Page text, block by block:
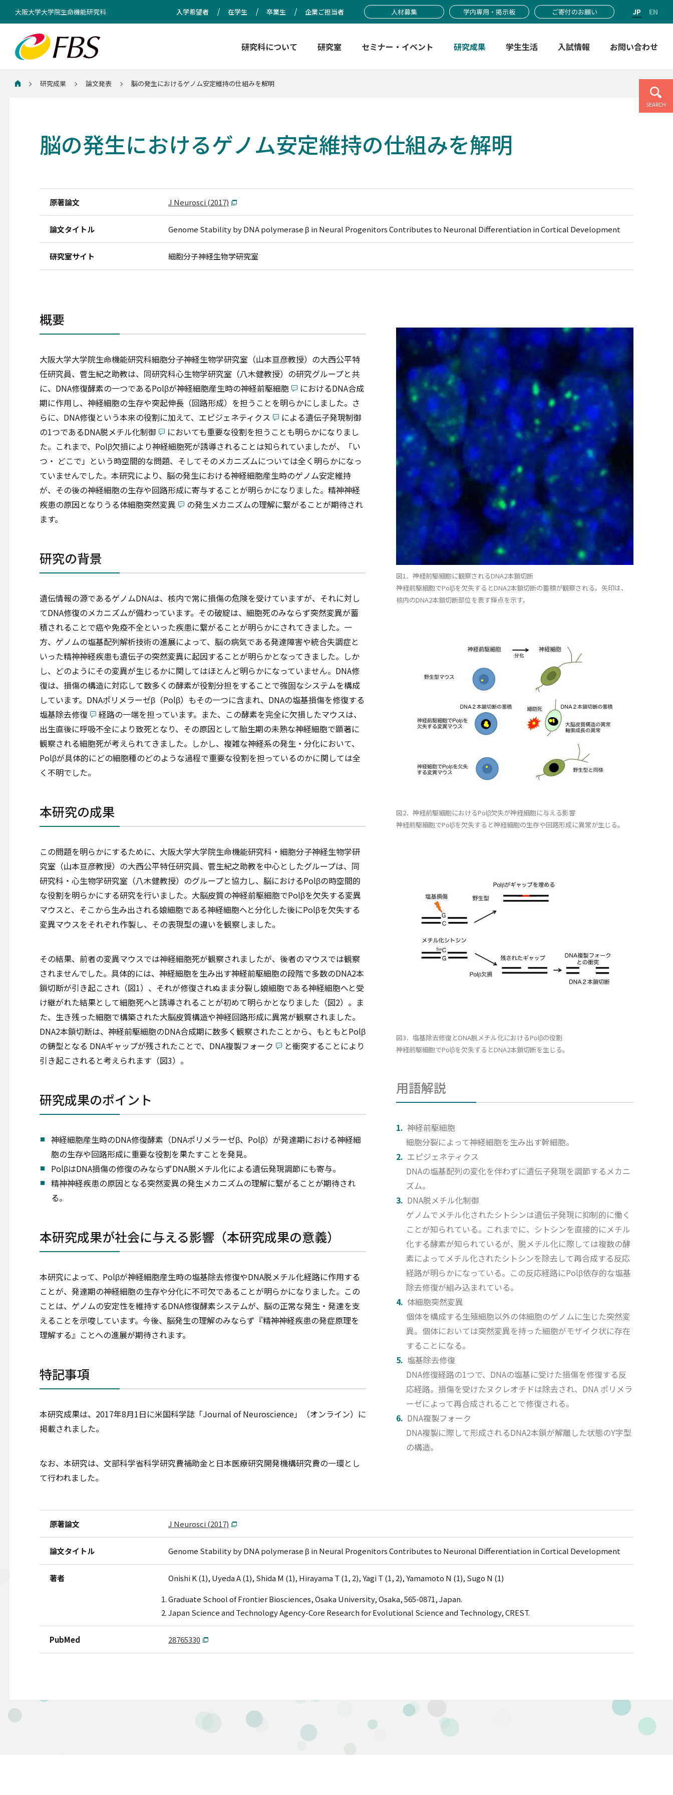
研究科について 研究室 セミナー・イベント 研究成果 学生生活 入試情報 お問い合わせ
大阪大学大学院生命機能研究科 入学希望者 在学生 卒業生 企業ご担当者 人材募集 学内専用・掲示板 ご寄付のお願い JP EN
SEARCH
ホーム 研究成果 論文発表 脳の発生におけるゲノム安定維持の仕組みを解明
脳の発生におけるゲノム安定維持の仕組みを解明
原著論文 J Neurosci (2017)
論文タイトル Genome Stability by DNA polymerase β in Neural Progenitors Contributes to Neuronal Differentiation in Cortical Development
研究室サイト 細胞分子神経生物学研究室
概要
大阪大学大学院生命機能研究科細胞分子神経生物学研究室（山本亘彦教授）の大西公平特
任研究員、菅生紀之助教は、同研究科心生物学研究室（八木健教授）の研究グループと共
に、DNA修復酵素の一つであるPolβが神経細胞産生時の神経前駆細胞
におけるDNA合成
期に作用し、神経細胞の生存や突起伸長（回路形成）を担うことを明らかにしました。さ
らに、DNA修復という本来の役割に加えて、エピジェネティクス
による遺伝子発現制御
の1つであるDNA脱メチル化制御
においても重要な役割を担うことも明らかになりまし
た。これまで、Polβ欠損により神経細胞死が誘導されることは知られていましたが、「い
つ・ どこで」という時空間的な問題、そしてそのメカニズムについては全く明らかになっ
ていませんでした。本研究により、脳の発生における神経細胞産生時のゲノム安定維持
が、その後の神経細胞の生存や回路形成に寄与することが明らかになりました。精神神経
疾患の原因となりうる体細胞突然変異
の発生メカニズムの理解に繋がることが期待され
ます。
研究の背景
遺伝情報の源であるゲノムDNAは、核内で常に損傷の危険を受けていますが、それに対し
てDNA修復のメカニズムが備わっています。その破綻は、細胞死のみならず突然変異が蓄
積されることで癌や免疫不全といった疾患に繋がることが明らかにされてきました。一
方、ゲノムの塩基配列解析技術の進展によって、脳の病気である発達障害や統合失調症と
いった精神神経疾患も遺伝子の突然変異に起因することが明らかとなってきました。しか
し、どのようにその変異が生じるかに関してはほとんど明らかになっていません。DNA修
復は、損傷の構造に対応して数多くの酵素が役割分担をすることで強固なシステムを構成
しています。DNAポリメラーゼβ（Polβ）もその一つに含まれ、DNAの塩基損傷を修復する
塩基除去修復
経路の一端を担っています。また、この酵素を完全に欠損したマウスは、
出生直後に呼吸不全により致死となり、その原因として胎生期の未熟な神経細胞で顕著に
観察される細胞死が考えられてきました。しかし、複雑な神経系の発生・分化において、
Polβが具体的にどの細胞種のどのような過程で重要な役割を担っているのかに関しては全
く不明でした。
本研究の成果
この問題を明らかにするために、大阪大学大学院生命機能研究科・細胞分子神経生物学研
究室（山本亘彦教授）の大西公平特任研究員、菅生紀之助教を中心としたグループは、同
研究科・心生物学研究室（八木健教授）のグループと協力し、脳におけるPolβの時空間的
な役割を明らかにする研究を行いました。大脳皮質の神経前駆細胞でPolβを欠失する変異
マウスと、そこから生み出される娘細胞である神経細胞へと分化した後にPolβを欠失する
変異マウスをそれぞれ作製し、その表現型の違いを観察しました。
その結果、前者の変異マウスでは神経細胞死が観察されましたが、後者のマウスでは観察
されませんでした。具体的には、神経細胞を生み出す神経前駆細胞の段階で多数のDNA2本
鎖切断が引き起こされ（図1）、それが修復されぬまま分裂し娘細胞である神経細胞へと受
け継がれた結果として細胞死へと誘導されることが初めて明らかとなりました（図2）。ま
た、生き残った細胞で構築された大脳皮質構造や神経回路形成に異常が観察されました。
DNA2本鎖切断は、神経前駆細胞のDNA合成期に数多く観察されたことから、もともとPolβ
の鋳型となる DNAギャップが残されたことで、DNA複製フォーク
と衝突することにより
引き起こされると考えられます（図3）。
研究成果のポイント
神経細胞産生時のDNA修復酵素（DNAポリメラーゼβ、Polβ）が発達期における神経細
胞の生存や回路形成に重要な役割を果たすことを発見。
PolβはDNA損傷の修復のみならずDNA脱メチル化による遺伝発現調節にも寄与。
精神神経疾患の原因となる突然変異の発生メカニズムの理解に繋がることが期待され
る。
本研究成果が社会に与える影響（本研究成果の意義）
本研究によって、Polβが神経細胞産生時の塩基除去修復やDNA脱メチル化経路に作用する
ことが、発達期の神経細胞の生存や分化に不可欠であることが明らかになりました。この
ことは、ゲノムの安定性を維持するDNA修復酵素システムが、脳の正常な発生・発達を支
えることを示唆しています。今後、脳発生の理解のみならず『精神神経疾患の発症原理を
理解する』ことへの進展が期待されます。
特記事項
本研究成果は、2017年8月1日に米国科学誌「Journal of Neuroscience」（オンライン）に
掲載されました。
なお、本研究は、文部科学省科学研究費補助金と日本医療研究開発機構研究費の一環とし
て行われました。
図1．神経前駆細胞に観察されるDNA2本鎖切断
神経前駆細胞でPolβを欠失するとDNA2本鎖切断の蓄積が観察される。矢印は、
核内のDNA2本鎖切断部位を表す輝点を示す。
図2．神経前駆細胞におけるPolβ欠失が神経細胞に与える影響
神経前駆細胞でPolβを欠失すると神経細胞の生存や回路形成に異常が生じる。
図3．塩基除去修復とDNA脱メチル化におけるPolβの役割
神経前駆細胞でPolβを欠失するとDNA2本鎖切断を生じる。
用語解説
神経前駆細胞
細胞分裂によって神経細胞を生み出す幹細胞。
エピジェネティクス
DNAの塩基配列の変化を伴わずに遺伝子発現を調節するメカニ
ズム。
DNA脱メチル化制御
ゲノムでメチル化されたシトシンは遺伝子発現に抑制的に働く
ことが知られている。これまでに、シトシンを直接的にメチル
化する酵素が知られているが、脱メチル化に際しては複数の酵
素によってメチル化されたシトシンを除去して再合成する反応
経路が明らかになっている。この反応経路にPolβ依存的な塩基
除去修復が組み込まれている。
体細胞突然変異
個体を構成する生殖細胞以外の体細胞のゲノムに生じた突然変
異。個体においては突然変異を持った細胞がモザイク状に存在
することになる。
塩基除去修復
DNA修復経路の1つで、DNAの塩基に受けた損傷を修復する反
応経路。損傷を受けたヌクレオチドは除去され、DNA ポリメラ
ーゼによって再合成されることで修復される。
DNA複製フォーク
DNA複製に際して形成されるDNA2本鎖が解離した状態のY字型
の構造。
原著論文 J Neurosci (2017)
論文タイトル Genome Stability by DNA polymerase β in Neural Progenitors Contributes to Neuronal Differentiation in Cortical Development
著者
Onishi K (1), Uyeda A (1), Shida M (1), Hirayama T (1, 2), Yagi T (1, 2), Yamamoto N (1), Sugo N (1)
Graduate School of Frontier Biosciences, Osaka University, Osaka, 565-0871, Japan.
Japan Science and Technology Agency-Core Research for Evolutional Science and Technology, CREST.
PubMed 28765330